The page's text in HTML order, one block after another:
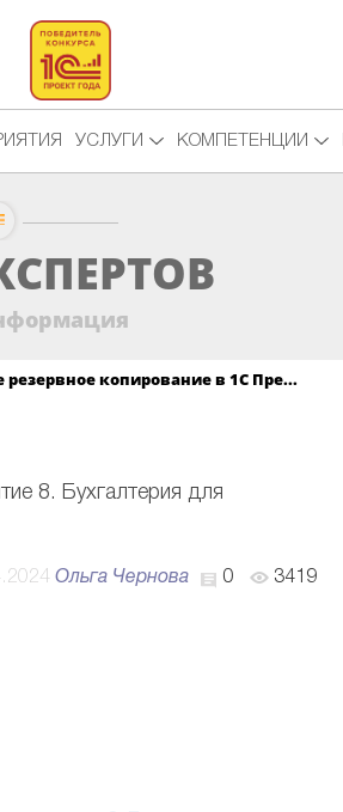
УСЛУГИ КОМПЕТЕНЦИИ
копирование в 1С Пре...
8. Бухгалтерия для
0 3419
Ольга Чернова